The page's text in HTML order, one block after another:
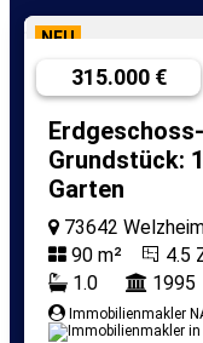
NEU
315.000 €
Grundstück:
Garten
73642
90 m²
4.5
1.0
1995
Immobilienmakler